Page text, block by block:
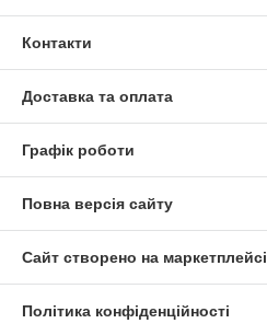
Контакти
Доставка та оплата
Графік роботи
Повна версія сайту
Сайт створено на маркетплейсі
Політика конфіденційності